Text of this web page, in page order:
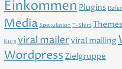
EinkommenPlugins
Media Spekulation T-Shirt Themes
Kurs viral mailerviral mailing
Wordpress Zielgruppe